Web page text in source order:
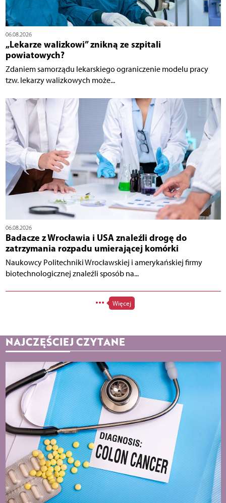
06.08.2026
„Lekarze walizkowi” znikną ze szpitali
powiatowych?
Zdaniem samorządu lekarskiego ograniczenie modelu pracy
tzw. lekarzy walizkowych może...
06.08.2026
Badacze z Wrocławia i USA znaleźli drogę do
zatrzymania rozpadu umierającej komórki
Naukowcy Politechniki Wrocławskiej i amerykańskiej firmy
biotechnologicznej znaleźli sposób na...
Więcej
NAJCZĘŚCIEJ CZYTANE